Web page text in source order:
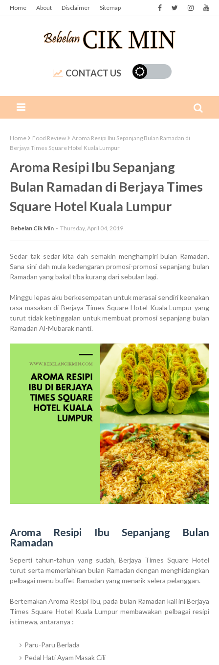
Home About Disclaimer Sitemap
CONTACT US
Home Food Review
Aroma Resipi Ibu Sepanjang Bulan Ramadan di
Berjaya Times Square Hotel Kuala Lumpur
Aroma Resipi Ibu Sepanjang
Bulan Ramadan di Berjaya Times
Square Hotel Kuala Lumpur
Bebelan Cik Min Thursday, April 04, 2019
Sedar tak sedar kita dah semakin menghampiri bulan Ramadan.
Sana sini dah mula kedengaran promosi-promosi sepanjang bulan
Ramadan yang bakal tiba kurang dari sebulan lagi.
Minggu lepas aku berkesempatan untuk merasai sendiri keenakan
rasa masakan di Berjaya Times Square Hotel Kuala Lumpur yang
turut tidak ketinggalan untuk membuat promosi sepanjang bulan
Ramadan Al-Mubarak nanti.
Aroma Resipi Ibu Sepanjang Bulan
Ramadan
Seperti tahun-tahun yang sudah, Berjaya Times Square Hotel
turut serta memeriahkan bulan Ramadan dengan menghidangkan
pelbagai menu buffet Ramadan yang menarik selera pelanggan.
Bertemakan Aroma Resipi Ibu, pada bulan Ramadan kali ini Berjaya
Times Square Hotel Kuala Lumpur membawakan pelbagai resipi
istimewa, antaranya :
Paru-Paru Berlada
Pedal Hati Ayam Masak Cili